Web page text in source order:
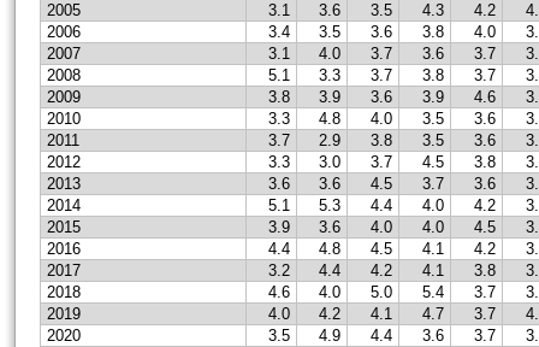
2005
3.1 3.6 3.5 4.3 4.2
2006
3.4 3.5 3.6 3.8 4.0
2007
3.1 4.0 3.7 3.6 3.7
2008
5.1 3.3 3.7 3.8 3.7
2009
3.8 3.9 3.6 3.9 4.6
2010
3.3 4.8 4.0 3.5 3.6
2011
3.7 2.9 3.8 3.5 3.6
2012
3.3 3.0 3.7 4.5 3.8
2013
3.6 3.6 4.5 3.7 3.6
2014
5.1 5.3 4.4 4.0 4.2
2015
3.9 3.6 4.0 4.0 4.5
2016
4.4 4.8 4.5 4.1 4.2
2017
3.2 4.4 4.2 4.1 3.8
2018
4.6 4.0 5.0 5.4 3.7
2019
4.0 4.2 4.1 4.7 3.7
2020
3.5 4.9 4.4 3.6 3.7